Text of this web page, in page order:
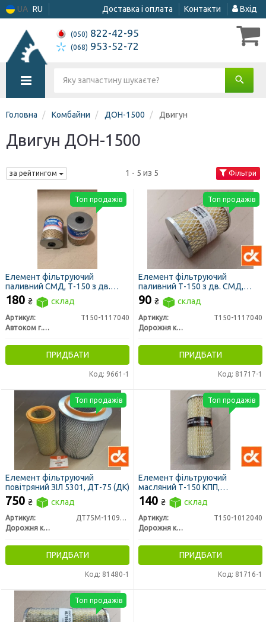
UA RU Доставка і оплата Контакти Вхід
(050) 822-42-95
(068) 953-52-72
Головна Комбайни ДОН-1500 Двигун
Двигун ДОН-1500
за рейтингом 1 - 5 из 5 Фільтри
Елемент фільтруючий
паливний СМД, Т-150 з дв.
СМД, ДОН 1500, НИВА СК 5
наскрізний (ЛААЗ)
180 ₴ склад
Артикул:
Т150-1117040
Автоком г. Ливны
ПРИДБАТИ
Код: 9661-1
Топ продажів
Елемент фільтруючий
паливний Т-150 з дв. СМД,
ДОН 1500, НИВА СК 5 метал.
наскрізний 12х9 см (ДК)
90 ₴ склад
Артикул:
Т150-1117040
Дорожня карта
ПРИДБАТИ
Код: 81717-1
Топ продажів
Елемент фільтруючий
повітряний ЗІЛ 5301, ДТ-75 (ДК)
750 ₴ склад
Артикул:
ДТ75М-1109560
Дорожня карта
ПРИДБАТИ
Код: 81480-1
Топ продажів
Елемент фільтруючий
масляний Т-150 КПП,
гідросистеми МТЗ метал. ДОН
1500 (ДК)
140 ₴ склад
Артикул:
Т150-1012040
Дорожня карта
ПРИДБАТИ
Код: 81716-1
Топ продажів
Топ продажів